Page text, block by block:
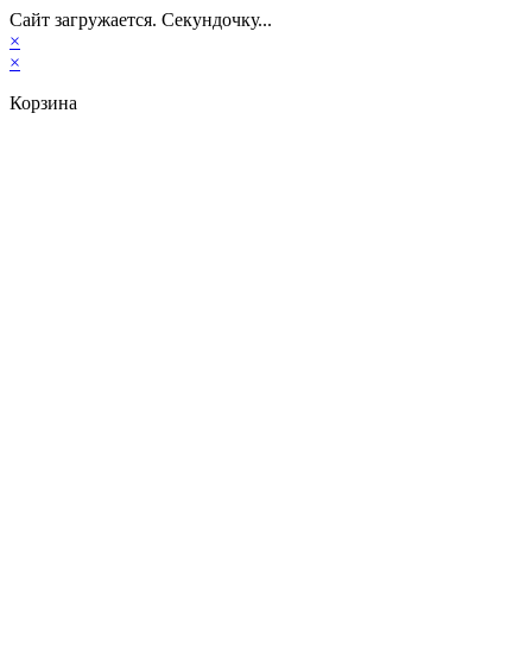
Сайт загружается. Секундочку...
×
×
Корзина